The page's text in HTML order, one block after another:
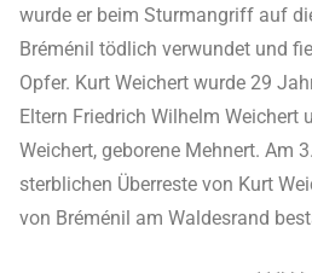
wurde er beim Sturmangriff auf
Bréménil tödlich verwundet und
Opfer. Kurt Weichert wurde 29
Eltern Friedrich Wilhelm Weichert
Weichert, geborene Mehnert. Am
sterblichen Überreste von Kurt
von Bréménil am Waldesrand